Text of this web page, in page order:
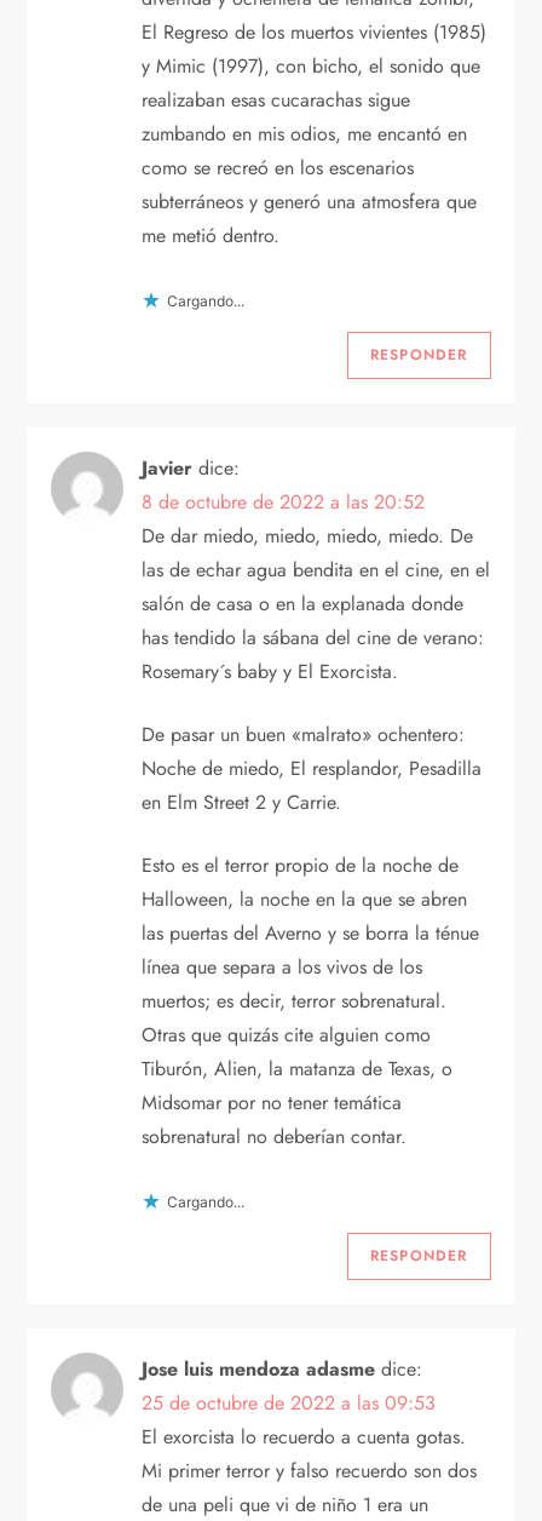
El Regreso de los muertos vivientes (1985)
y Mimic (1997), con bicho, el sonido que
realizaban esas cucarachas sigue
zumbando en mis odios, me encantó en
como se recreó en los escenarios
subterráneos y generó una atmosfera que
me metió dentro.
Cargando...
RESPONDER
Javier dice:
8 de octubre de 2022 a las 20:52
De dar miedo, miedo, miedo, miedo. De
las de echar agua bendita en el cine, en el
salón de casa o en la explanada donde
has tendido la sábana del cine de verano:
Rosemary´s baby y El Exorcista.
De pasar un buen «malrato» ochentero:
Noche de miedo, El resplandor, Pesadilla
en Elm Street 2 y Carrie.
Esto es el terror propio de la noche de
Halloween, la noche en la que se abren
las puertas del Averno y se borra la ténue
línea que separa a los vivos de los
muertos; es decir, terror sobrenatural.
Otras que quizás cite alguien como
Tiburón, Alien, la matanza de Texas, o
Midsomar por no tener temática
sobrenatural no deberían contar.
Cargando...
RESPONDER
Jose luis mendoza adasme dice:
25 de octubre de 2022 a las 09:53
El exorcista lo recuerdo a cuenta gotas.
Mi primer terror y falso recuerdo son dos
de una peli que vi de niño 1 era un